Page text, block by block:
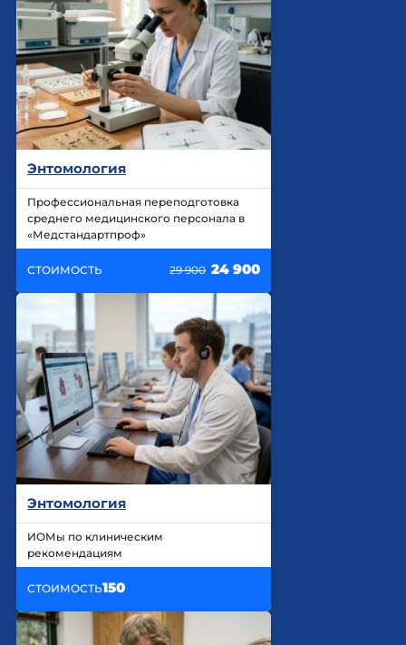
Энтомология
Профессиональная переподготовка
среднего медицинского персонала в
«Медстандартпроф»
СТОИМОСТЬ 29 900 24 900
Энтомология
ИОМы по клиническим
рекомендациям
СТОИМОСТЬ150